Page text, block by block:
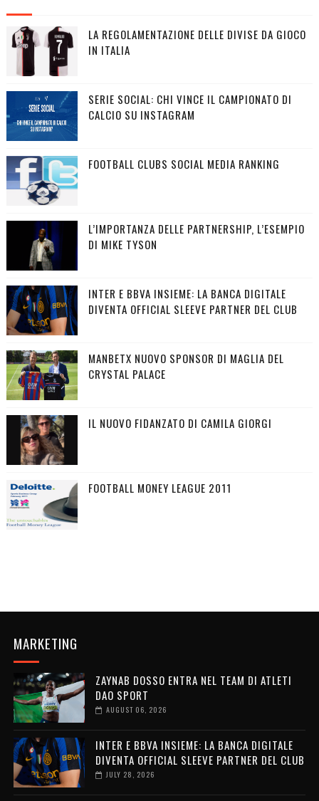
LA REGOLAMENTAZIONE DELLE DIVISE DA GIOCO
IN ITALIA
SERIE SOCIAL: CHI VINCE IL CAMPIONATO DI
CALCIO SU INSTAGRAM
FOOTBALL CLUBS SOCIAL MEDIA RANKING
L’IMPORTANZA DELLE PARTNERSHIP, L’ESEMPIO
DI MIKE TYSON
INTER E BBVA INSIEME: LA BANCA DIGITALE
DIVENTA OFFICIAL SLEEVE PARTNER DEL CLUB
MANBETX NUOVO SPONSOR DI MAGLIA DEL
CRYSTAL PALACE
IL NUOVO FIDANZATO DI CAMILA GIORGI
FOOTBALL MONEY LEAGUE 2011
MARKETING
ZAYNAB DOSSO ENTRA NEL TEAM DI ATLETI
DAO SPORT
AUGUST 06, 2026
INTER E BBVA INSIEME: LA BANCA DIGITALE
DIVENTA OFFICIAL SLEEVE PARTNER DEL CLUB
JULY 28, 2026